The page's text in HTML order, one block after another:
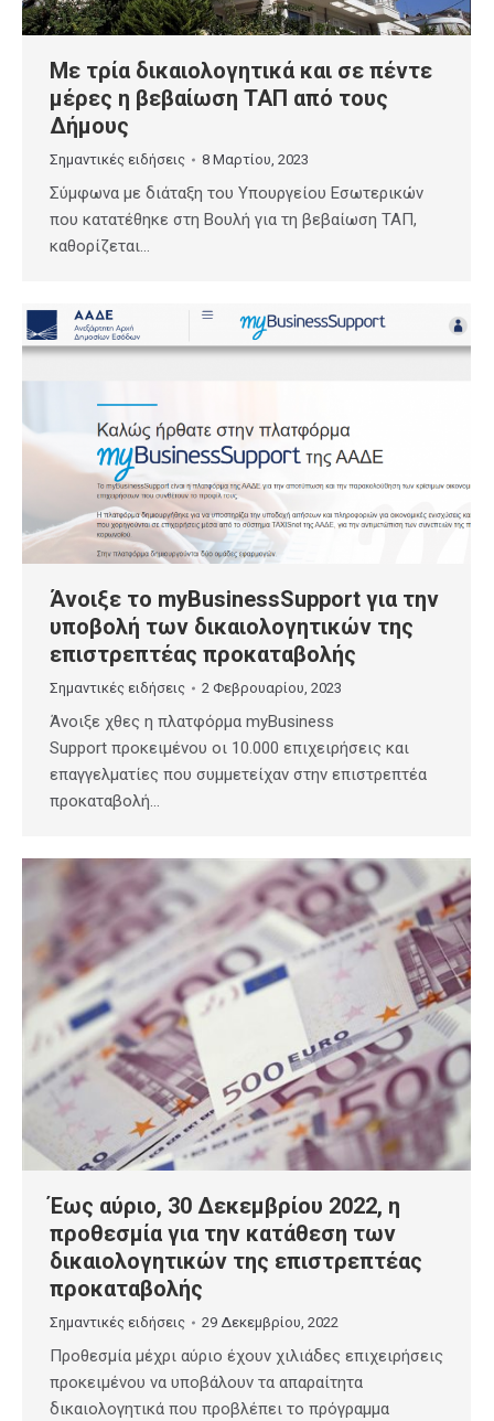
Με τρία δικαιολογητικά και σε πέντε
μέρες η βεβαίωση ΤΑΠ από τους
Δήμους
Σημαντικές ειδήσεις 8 Μαρτίου, 2023
Σύμφωνα με διάταξη του Υπουργείου Εσωτερικών
που κατατέθηκε στη Βουλή για τη βεβαίωση ΤΑΠ,
καθορίζεται…
Άνοιξε το myBusinessSupport για την
υποβολή των δικαιολογητικών της
επιστρεπτέας προκαταβολής
Σημαντικές ειδήσεις 2 Φεβρουαρίου, 2023
Άνοιξε χθες η πλατφόρμα myBusiness
Support προκειμένου οι 10.000 επιχειρήσεις και
επαγγελματίες που συμμετείχαν στην επιστρεπτέα
προκαταβολή…
Έως αύριο, 30 Δεκεμβρίου 2022, η
προθεσμία για την κατάθεση των
δικαιολογητικών της επιστρεπτέας
προκαταβολής
Σημαντικές ειδήσεις 29 Δεκεμβρίου, 2022
Προθεσμία µέχρι αύριο έχουν χιλιάδες επιχειρήσεις
προκειμένου να υποβάλουν τα απαραίτητα
δικαιολογητικά που προβλέπει το πρόγραμμα